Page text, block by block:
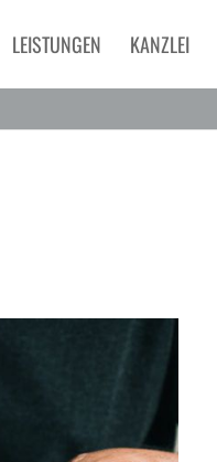
LEISTUNGEN KANZLEI